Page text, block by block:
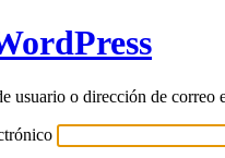
usuario o dirección de correo